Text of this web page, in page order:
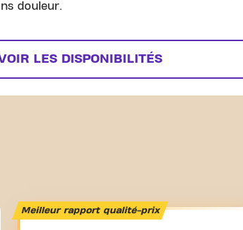
douleur.
LES DISPONIBILITÉS
Meilleur rapport qualité-prix